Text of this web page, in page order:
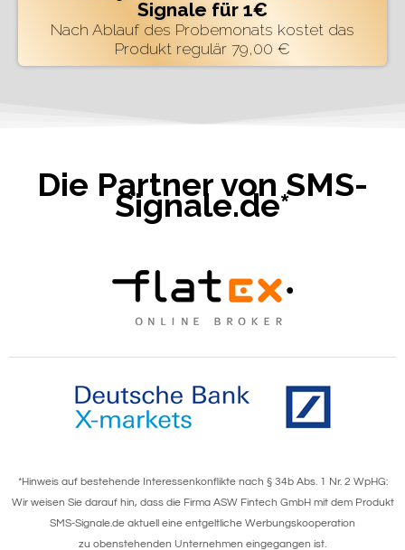
Signale für 1€
Nach Ablauf des Probemonats kostet das
Produkt regulär 79,00 €
Die Partner von SMS-
Signale.de*
*Hinweis auf bestehende Interessenkonflikte nach § 34b Abs. 1 Nr. 2 WpHG:
Wir weisen Sie darauf hin, dass die Firma ASW Fintech GmbH mit dem Produkt
SMS-Signale.de aktuell eine entgeltliche Werbungskooperation
zu obenstehenden Unternehmen eingegangen ist.